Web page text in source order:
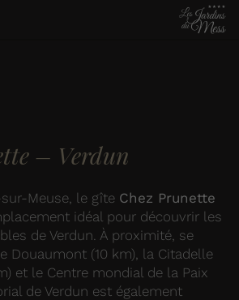
– Verdun
Meuse, le gîte Chez Prunette
idéal pour découvrir les
de Verdun. À proximité, se
Douaumont (10 km), la Citadelle
et le Centre mondial de la Paix
de Verdun est également